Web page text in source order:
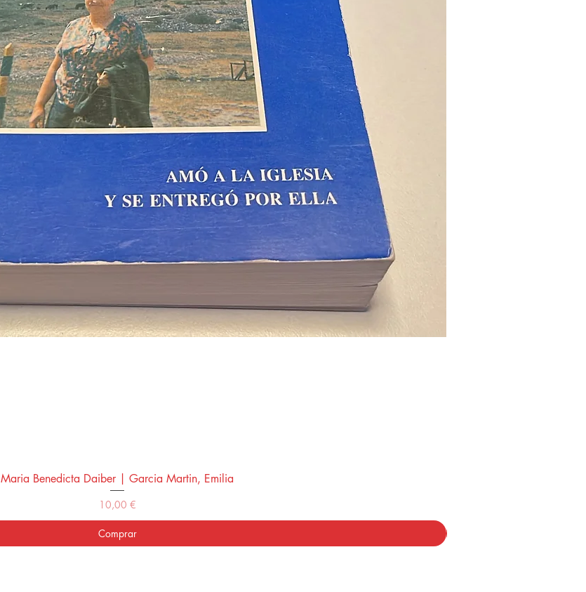
Vista rápida
Maria Benedicta Daiber | Garcia Martin, Emilia
Precio
10,00 €
Comprar